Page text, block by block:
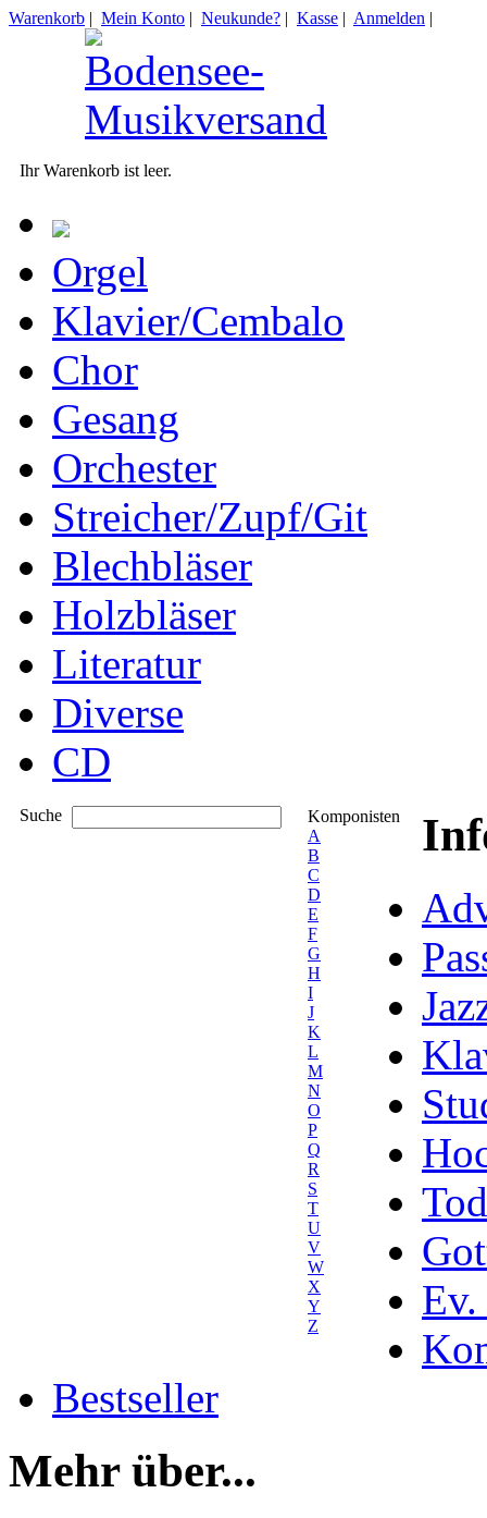
Warenkorb | Mein Konto | Neukunde? | Kasse | Anmelden |
Ihr Warenkorb ist leer.
Orgel
Klavier/Cembalo
Chor
Gesang
Orchester
Streicher/Zupf/Git
Blechbläser
Holzbläser
Literatur
Diverse
CD
Suche
Komponisten
A
B
C
D
E
F
G
H
I
J
K
L
M
N
O
P
Q
R
S
T
U
V
W
X
Y
Z
Ev.
Bestseller
Mehr über...